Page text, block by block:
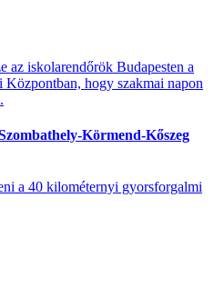
az iskolarendőrök Budapesten a
Központban, hogy szakmai napon
Körmend-Kőszeg
a 40 kilométernyi gyorsforgalmi